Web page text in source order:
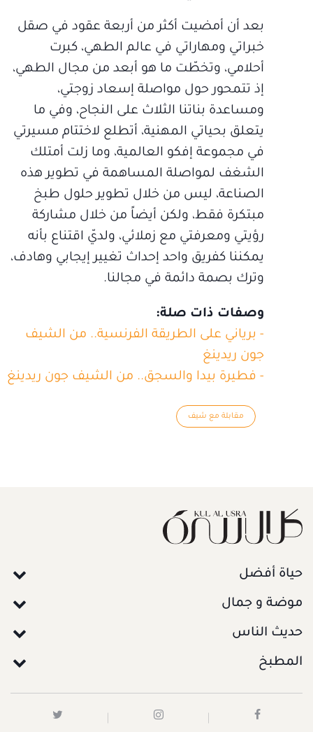
بعد أن أمضيت أكثر من أربعة عقود في صقل
خبراتي ومهاراتي في عالم الطهي، كبرت
أحلامي، وتخطّت ما هو أبعد من مجال الطهي،
إذ تتمحور حول مواصلة إسعاد زوجتي،
ومساعدة بناتنا الثلاث على النجاح، وفي ما
يتعلق بحياتي المهنية، أتطلع لاختتام مسيرتي
في مجموعة إفكو العالمية، وما زلت أمتلك
الشغف لمواصلة المساهمة في تطوير هذه
الصناعة، ليس من خلال تطوير حلول طبخ
مبتكرة فقط، ولكن أيضاً من خلال مشاركة
رؤيتي ومعرفتي مع زملائي، ولديّ اقتناع بأنه
يمكننا كفريق واحد إحداث تغيير إيجابي وهادف،
وترك بصمة دائمة في مجالنا.
وصفات ذات صلة:
- برياني على الطريقة الفرنسية.. من الشيف
جون ريدينغ
- فطيرة بيدا والسجق.. من الشيف جون ريدينغ
مقابلة مع شيف
حياة أفضل
موضة و جمال
حديث الناس
المطبخ